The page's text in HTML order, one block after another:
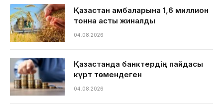
Қазақстан қамбаларына 1,6 миллион
тонна астық жиналды
04.08.2026
Қазақстанда банктердің пайдасы
күрт төмендеген
04.08.2026